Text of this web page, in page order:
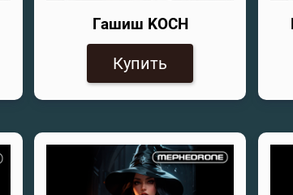
Гашиш KOCH
Купить